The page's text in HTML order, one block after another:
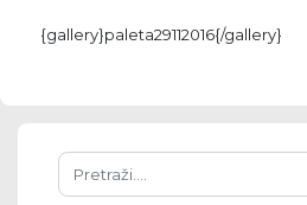
{gallery}paleta29112016{/gallery}